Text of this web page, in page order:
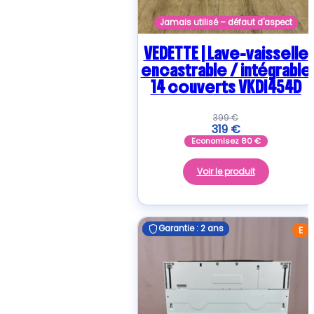
Jamais utilisé – défaut d'aspect
VEDETTE | Lave-vaisselle
encastrable / intégrable
14 couverts VKDI454D
399€
319 €
Economisez 80€
Voir le produit
E
Garantie : 2 ans
Garantie : 2 ans